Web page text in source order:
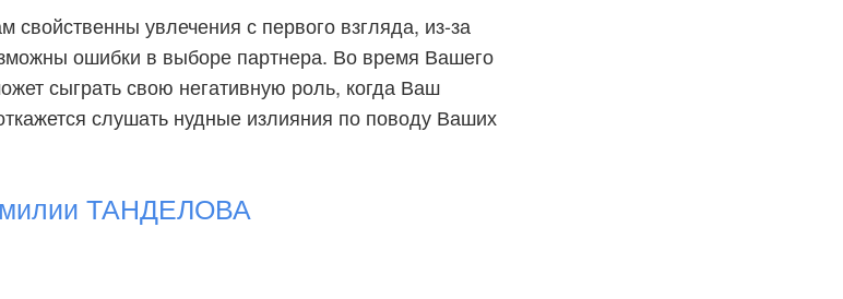
свойственны увлечения с первого взгляда, из-за
ошибки в выборе партнера. Во время Вашего
сыграть свою негативную роль, когда Ваш
слушать нудные излияния по поводу Ваших
ТАНДЕЛОВА